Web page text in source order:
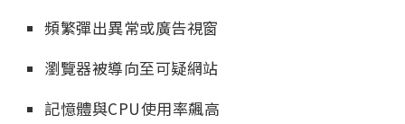
頻繁彈出異常或廣告視窗
瀏覽器被導向至可疑網站
記憶體與CPU使用率飆高